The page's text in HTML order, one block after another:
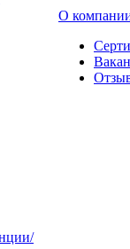
О